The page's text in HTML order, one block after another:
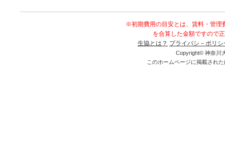
※初期費用の目安とは、賃料・管理
を合算した金額ですので
生協とは？ プライバシ－ポリシ
Copyright© 神奈川
このホームページに掲載され